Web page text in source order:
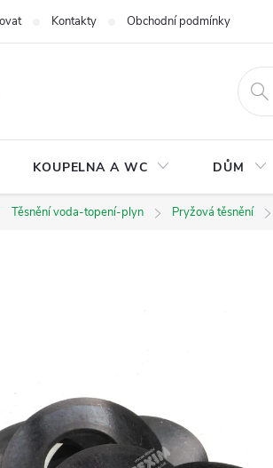
Kontakty Obchodní podmínky
KOUPELNA A WC DŮM
Těsnění voda-topení-plyn Pryžová těsnění